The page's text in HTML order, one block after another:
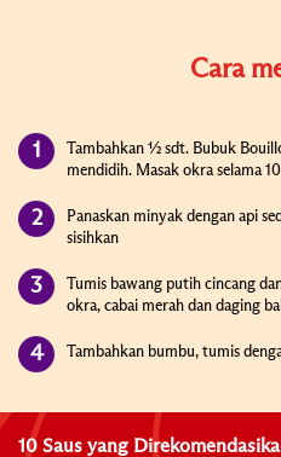
Cara
Tambahkan ½ sdt. Bubuk
mendidih. Masak okra selama
Panaskan minyak dengan api
sisihkan
Tumis bawang putih cincang
okra, cabai merah dan daging
Tambahkan bumbu, tumis
10 Saus yang